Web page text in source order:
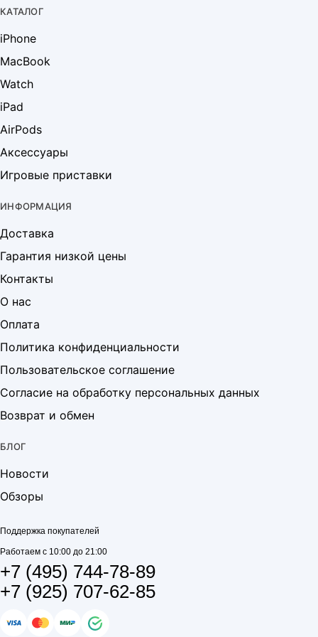
КАТАЛОГ
iPhone
MacBook
Watch
iPad
AirPods
Аксессуары
Игровые приставки
ИНФОРМАЦИЯ
Доставка
Гарантия низкой цены
Контакты
О нас
Оплата
Политика конфиденциальности
Пользовательское соглашение
Согласие на обработку персональных данных
Возврат и обмен
БЛОГ
Новости
Обзоры
Поддержка покупателей
Работаем с 10:00 до 21:00
+7 (495) 744-78-89
+7 (925) 707-62-85